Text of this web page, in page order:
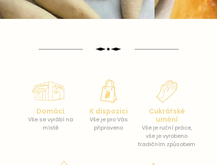
Domácí
Vše se vyrábí na
místě
K dispozici
Vše je pro Vás
připraveno
Cukrářské
umění
Vše je ruční práce,
vše je vyrobeno
tradičním způsobem